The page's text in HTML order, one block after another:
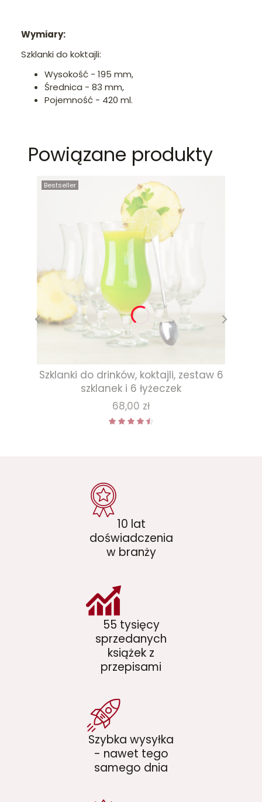
Wymiary:
Szklanki do koktajli:
Wysokość - 195 mm,
Średnica - 83 mm,
Pojemność - 420 ml.
Powiązane produkty
Bestseller
Szklanki do drinków, koktajli, zestaw 6
szklanek i 6 łyżeczek
Cena
68,00 zł
10 lat
doświadczenia
w branży
55 tysięcy
sprzedanych
książek z
przepisami
Szybka wysyłka
- nawet tego
samego dnia